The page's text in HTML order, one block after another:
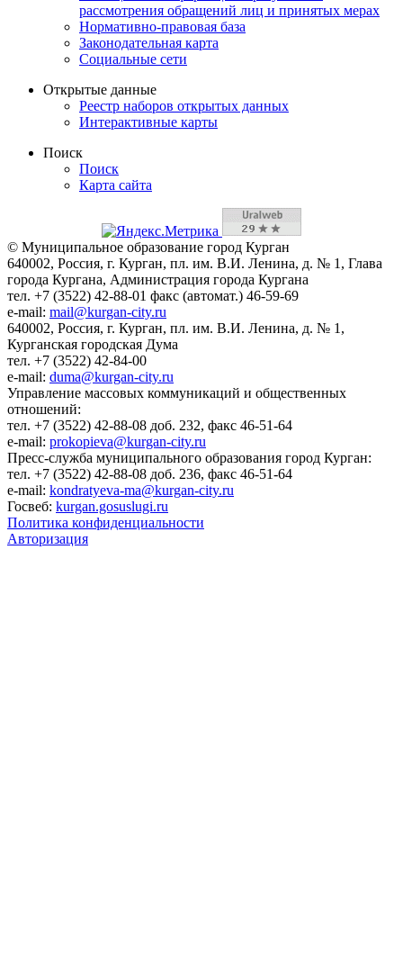
рассмотрения обращений лиц и принятых мерах
Нормативно-правовая база
Законодательная карта
Социальные сети
Открытые данные
Реестр наборов открытых данных
Интерактивные карты
Поиск
Поиск
Карта сайта
© Муниципальное образование город Курган
640002, Россия, г. Курган, пл. им. В.И. Ленина, д. № 1, Глава
города Кургана, Администрация города Кургана
тел. +7 (3522) 42-88-01 факс (автомат.) 46-59-69
e-mail: mail@kurgan-city.ru
640002, Россия, г. Курган, пл. им. В.И. Ленина, д. № 1,
Курганская городская Дума
тел. +7 (3522) 42-84-00
e-mail: duma@kurgan-city.ru
Управление массовых коммуникаций и общественных
отношений:
тел. +7 (3522) 42-88-08 доб. 232, факс 46-51-64
e-mail: prokopieva@kurgan-city.ru
Пресс-служба муниципального образования город Курган:
тел. +7 (3522) 42-88-08 доб. 236, факс 46-51-64
e-mail: kondratyeva-ma@kurgan-city.ru
Госвеб: kurgan.gosuslugi.ru
Политика конфиденциальности
Авторизация